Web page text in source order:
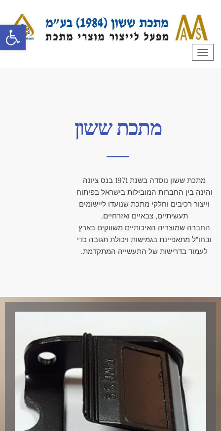
פתח
תפריט
מתכת ששון
מתכת ששון נוסדה בשנת 1971 בנס ציונה
והינה בין החברות המובילות בישראל בפיתוח
וייצור רכיבים וחלקי מתכת שנועדו ליישומים
תעשיתיים, צבאיים ואזרחיים.
החברה שמוצריה האיכותיים משווקים בארץ
ובחו"ל מתאפיינת בגמישות ויכולת תגובה כדי
לעמוד בדרישות של התעשייה המתקדמת.